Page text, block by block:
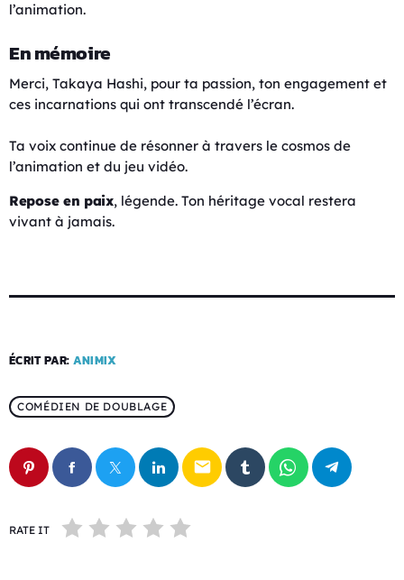
l’animation.
En mémoire
Merci, Takaya Hashi, pour ta passion, ton engagement et
ces incarnations qui ont transcendé l’écran.
Ta voix continue de résonner à travers le cosmos de
l’animation et du jeu vidéo.
Repose en paix, légende. Ton héritage vocal restera
vivant à jamais.
ÉCRIT PAR: ANIMIX
COMÉDIEN DE DOUBLAGE
email
RATE IT